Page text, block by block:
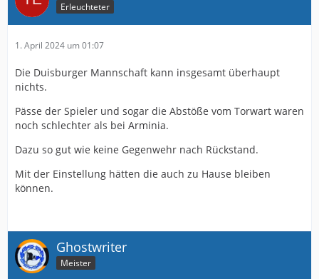
Erleuchteter
1. April 2024 um 01:07
Die Duisburger Mannschaft kann insgesamt überhaupt
nichts.
Pässe der Spieler und sogar die Abstöße vom Torwart waren
noch schlechter als bei Arminia.
Dazu so gut wie keine Gegenwehr nach Rückstand.
Mit der Einstellung hätten die auch zu Hause bleiben
können.
Ghostwriter
Meister